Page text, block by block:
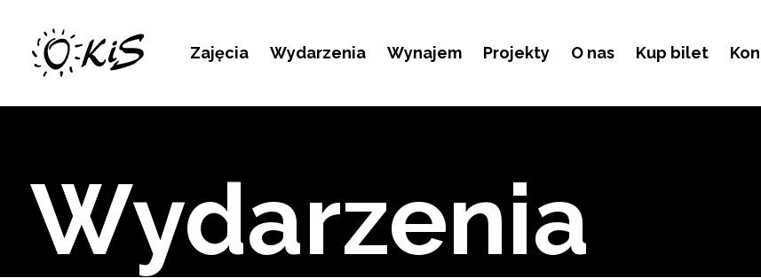
Zajęcia Wydarzenia Wynajem Projekty O nas Kup bilet
Kontakt
Wydarzenia